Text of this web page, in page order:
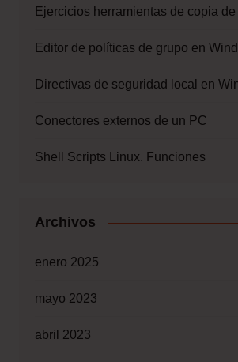
Ejercicios herramientas de copia de
Editor de políticas de grupo en
Directivas de seguridad local en
Conectores externos de un PC
Shell Scripts Linux. Funciones
Archivos
enero 2025
mayo 2023
abril 2023